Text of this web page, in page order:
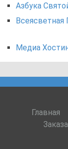
Азбука
Всеясветная
Медиа
Главная